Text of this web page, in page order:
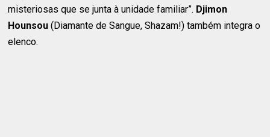
misteriosas que se junta à unidade familiar”. Djimon
Hounsou (Diamante de Sangue, Shazam!) também integra o
elenco.